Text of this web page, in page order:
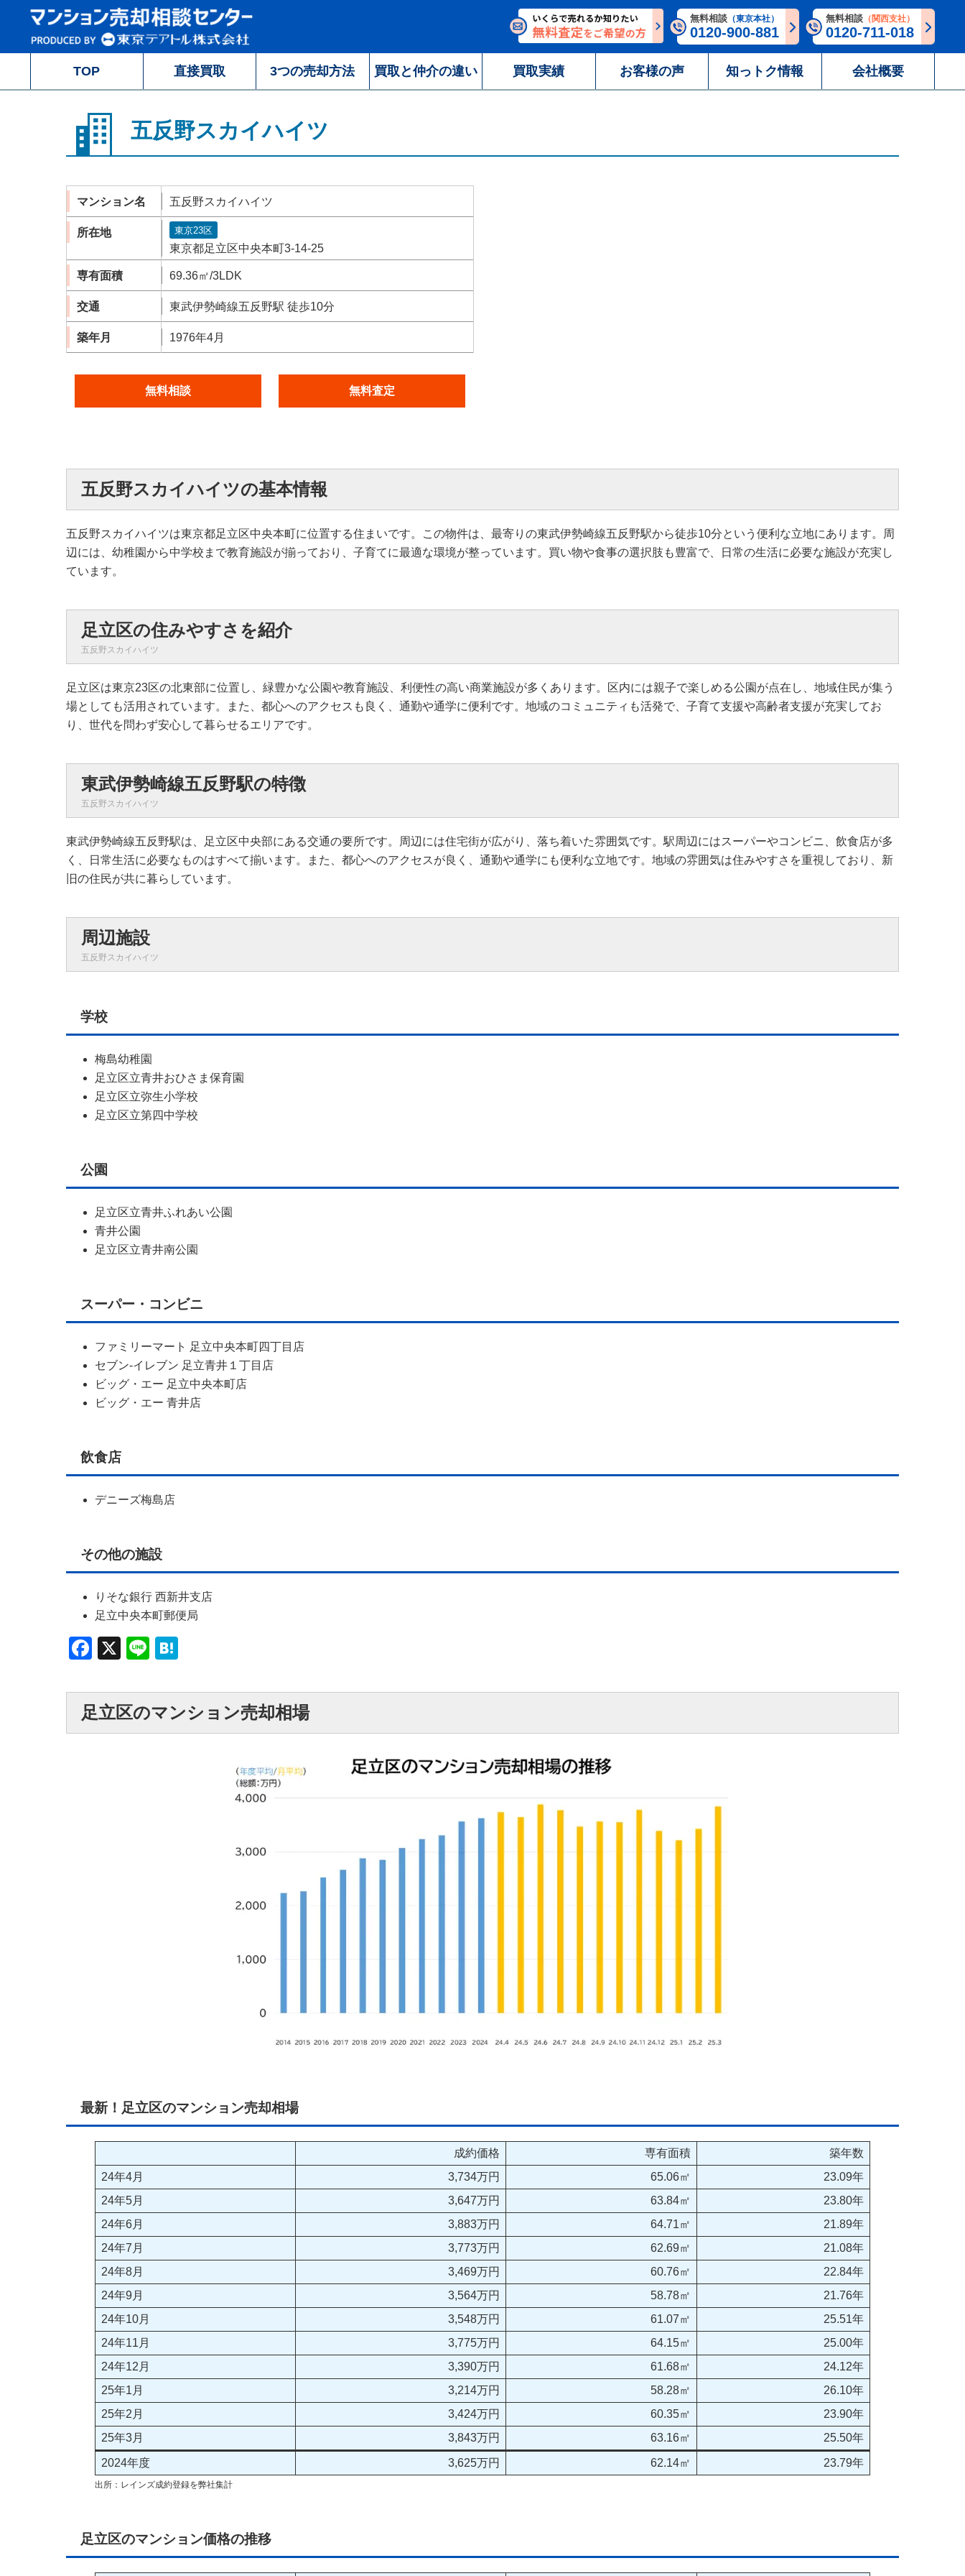
無料相談 （東京本社）
0120-900-881
無料相談 （関西支社）
0120-711-018
TOP 直接買取 3つの売却方法 買取と仲介の違い 買取実績 お客様の声 知っトク情報 会社概要
五反野スカイハイツ
マンション名 五反野スカイハイツ
所在地 東京23区
東京都足立区中央本町3-14-25
専有面積 69.36㎡/3LDK
交通 東武伊勢崎線五反野駅 徒歩10分
築年月 1976年4月
無料相談 無料査定
五反野スカイハイツの基本情報
五反野スカイハイツは東京都足立区中央本町に位置する住まいです。この物件は、最寄りの東武伊勢崎線五反野駅から徒歩10分という便利な立地にあります。周
辺には、幼稚園から中学校まで教育施設が揃っており、子育てに最適な環境が整っています。買い物や食事の選択肢も豊富で、日常の生活に必要な施設が充実し
ています。
足立区の住みやすさを紹介
五反野スカイハイツ
足立区は東京23区の北東部に位置し、緑豊かな公園や教育施設、利便性の高い商業施設が多くあります。区内には親子で楽しめる公園が点在し、地域住民が集う
場としても活用されています。また、都心へのアクセスも良く、通勤や通学に便利です。地域のコミュニティも活発で、子育て支援や高齢者支援が充実してお
り、世代を問わず安心して暮らせるエリアです。
東武伊勢崎線五反野駅の特徴
五反野スカイハイツ
東武伊勢崎線五反野駅は、足立区中央部にある交通の要所です。周辺には住宅街が広がり、落ち着いた雰囲気です。駅周辺にはスーパーやコンビニ、飲食店が多
く、日常生活に必要なものはすべて揃います。また、都心へのアクセスが良く、通勤や通学にも便利な立地です。地域の雰囲気は住みやすさを重視しており、新
旧の住民が共に暮らしています。
周辺施設
五反野スカイハイツ
学校
梅島幼稚園
足立区立青井おひさま保育園
足立区立弥生小学校
足立区立第四中学校
公園
足立区立青井ふれあい公園
青井公園
足立区立青井南公園
スーパー・コンビニ
ファミリーマート 足立中央本町四丁目店
セブン-イレブン 足立青井１丁目店
ビッグ・エー 足立中央本町店
ビッグ・エー 青井店
飲食店
デニーズ梅島店
その他の施設
りそな銀行 西新井支店
足立中央本町郵便局
Facebook
X Line
足立区のマンション売却相場
最新！足立区のマンション売却相場
成約価格 専有面積
築年数
24年4月
3,734万円 65.06㎡
23.09年
24年5月
3,647万円 63.84㎡
23.80年
24年6月
3,883万円 64.71㎡
21.89年
24年7月
3,773万円 62.69㎡
21.08年
24年8月
3,469万円 60.76㎡
22.84年
24年9月
3,564万円 58.78㎡
21.76年
24年10月
3,548万円 61.07㎡
25.51年
24年11月
3,775万円 64.15㎡
25.00年
24年12月
3,390万円 61.68㎡
24.12年
25年1月
3,214万円 58.28㎡
26.10年
25年2月
3,424万円 60.35㎡
23.90年
25年3月
3,843万円 63.16㎡ 25.50年
2024年度 3,625万円 62.14㎡ 23.79年
出所：レインズ成約登録を弊社集計
足立区のマンション価格の推移